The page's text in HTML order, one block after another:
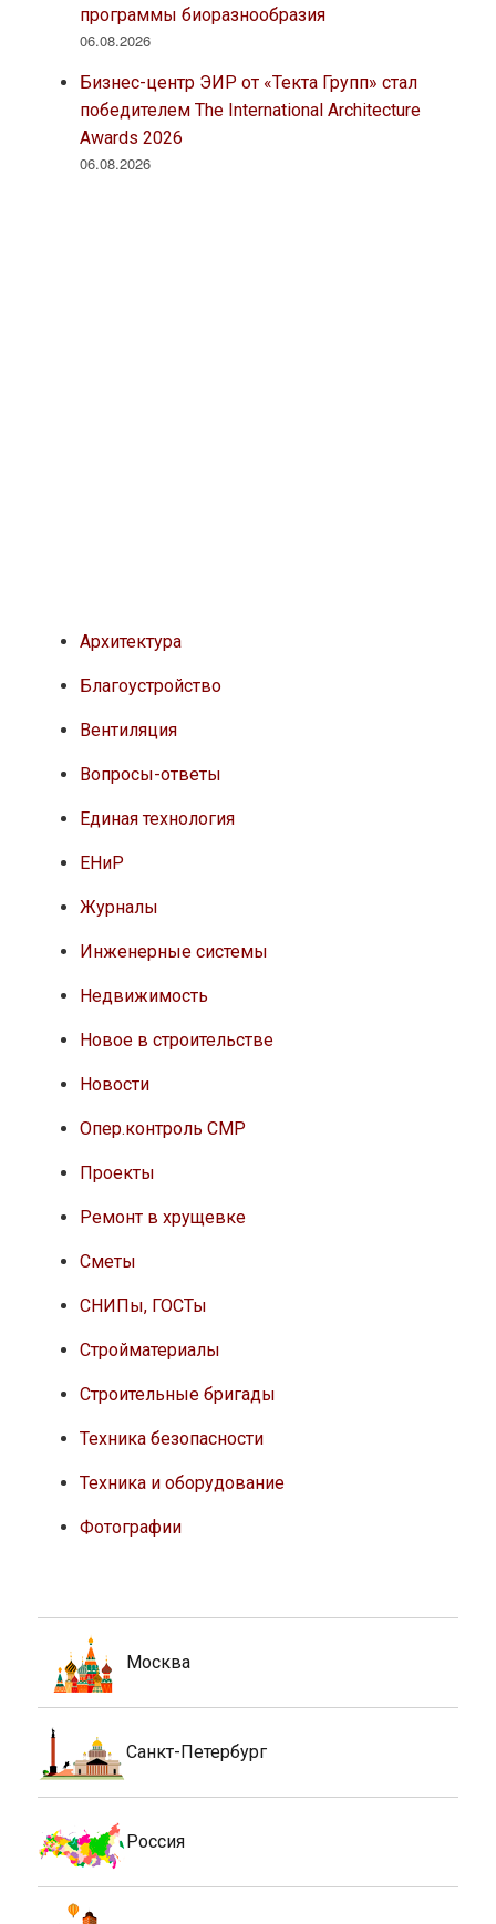
программы биоразнообразия
06.08.2026
Бизнес-центр ЭИР от «Текта Групп» стал
победителем The International Architecture
Awards 2026
06.08.2026
Архитектура
Благоустройство
Вентиляция
Вопросы-ответы
Единая технология
ЕНиР
Журналы
Инженерные системы
Недвижимость
Новое в строительстве
Новости
Опер.контроль СМР
Проекты
Ремонт в хрущевке
Сметы
СНИПы, ГОСТы
Стройматериалы
Строительные бригады
Техника безопасности
Техника и оборудование
Фотографии
Москва
Санкт-Петербург
Россия